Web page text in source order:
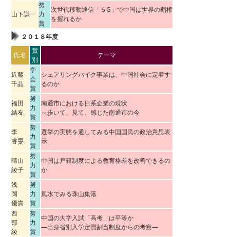
山下謙一
努
力
賞
次世代移動通信「５G」で中国は世界の覇権
を握れるか
２０１８年度
氏名
賞
別
テーマ
近藤
千晶
学
会
賞
シェアリングバイク事業は、中国社会に定着す
るのか
福田
結友
努
力
賞
南通市における日系企業の現状
～歩いて、見て、感じた南通市の今
李
睿旻
努
力
賞
選挙の実態を通してみる中国国民の政治意思表
示
晴山
綾子
努
力
賞
中国は戸籍制度による教育格差を改善できるの
か
浅
岡
優貴
努
力
賞
風水でみる珠山集落
西
部
綾
努
力
賞
中国の大学入試「高考」は平等か
―出身省別入学定員割当制度からの考察―